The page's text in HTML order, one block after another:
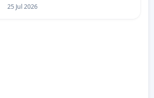
25 Jul 2026